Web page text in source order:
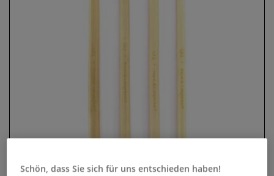
Schön, dass Sie sich für uns entschieden haben!